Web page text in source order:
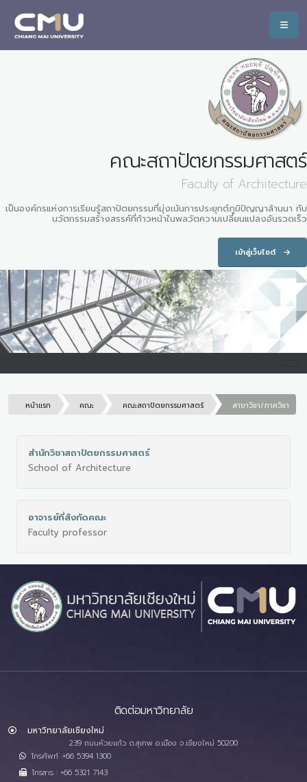
คณะสถาปัตยกรรมศาสตร์
Faculty of Architecture
เป็นองค์กรแห่งการเรียนรู้สถาปัตยกรรมที่มุ่งเน้นการประยุกต์ภูมิปัญญาล้านนา กับ
นวัตกรรมสร้างสรรค์ที่ก้าวหน้าในพลวัตความเปลี่ยนแปลงอันรวดเร็ว
เข้าสู่เว็บไซต์
หน้าแรก คณะ คณะสถาปัตยกรรมศาสตร์ สาขาวิชา/ภาควิชา
สำนักวิชาสถาปัตยกรรมศาสตร์
School of Architecture
อาจารย์ที่สังกัดคณะ
Faculty professor
ติดต่อมหาวิทยาลัย
มหาวิทยาลัยเชียงใหม่
239 ถนนห้วยแก้ว ต.สุเทพ อ.เมือง จ.เชียงใหม่ 50200
โทรศัพท์ :+66 5394 1300
โทรสาร : +66 5321 7143